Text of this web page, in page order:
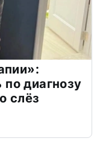
диагнозу
слёз